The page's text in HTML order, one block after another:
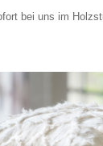
bei uns im